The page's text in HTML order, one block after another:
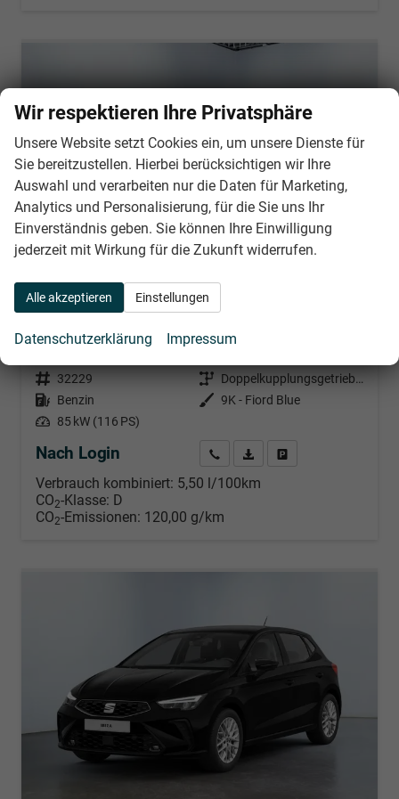
Seat Ibiza
unverbindliche Lieferzeit:11.08.2026 Neuwagen
Fahrzeugnr. 32229 Getriebe
Doppelkupplungsgetriebe (DSG)
Kraftstoff Benzin Außenfarbe 9K - Fiord Blue
Leistung 85 kW (116 PS)
Nach Login Wir rufen Sie anPDF-Datei, Fahrzeugexposé
Verbrauch kombiniert: 5,50 l/100km
CO2-Klasse: D
CO2-Emissionen: 120,00 g/km
Wir respektieren Ihre Privatsphäre
Unsere Website setzt Cookies ein, um unsere Dienste für
Sie bereitzustellen. Hierbei berücksichtigen wir Ihre
Auswahl und verarbeiten nur die Daten für Marketing,
Analytics und Personalisierung, für die Sie uns Ihr
Einverständnis geben. Sie können Ihre Einwilligung
jederzeit mit Wirkung für die Zukunft widerrufen.
Alle akzeptieren Einstellungen
Datenschutzerklärung Impressum